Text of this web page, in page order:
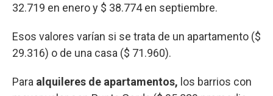
32.719 en enero y $ 38.774 en septiembre.
Esos valores varían si se trata de un apartamento ($
29.316) o de una casa ($ 71.960).
Para alquileres de apartamentos, los barrios con